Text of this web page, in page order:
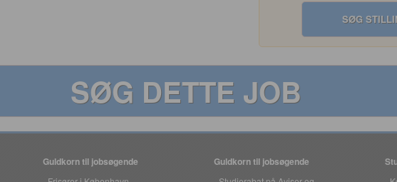
SØG
SØG DETTE JOB
Guldkorn til jobsøgende Guldkorn til jobsøgende